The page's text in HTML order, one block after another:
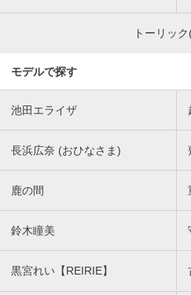
トーリッ
モデルで探す
池田エライザ
長浜広奈 (おひなさま)
鹿の間
鈴木瞳美
黒宮れい【REIRIE】